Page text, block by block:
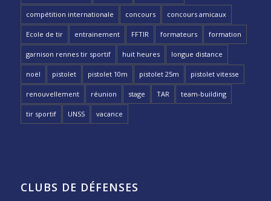
compétition internationale concours concours amicaux
Ecole de tir entrainement FFTIR formateurs formation
garnison rennes tir sportif huit heures longue distance
noël pistolet pistolet 10m pistolet 25m pistolet vitesse
renouvellement réunion stage TAR team-building
tir sportif UNSS vacance
CLUBS DE DÉFENSES